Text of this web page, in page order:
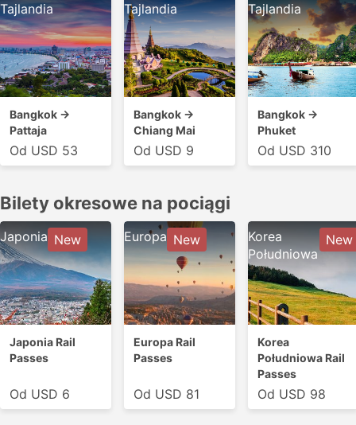
Tajlandia
Bangkok →
Pattaja
Od USD 53
Tajlandia
Bangkok →
Chiang Mai
Od USD 9
Tajlandia
Bangkok →
Phuket
Od USD 310
Bilety okresowe na pociągi
Japonia New
Japonia Rail
Passes
Od USD 6
Europa New
Europa Rail
Passes
Od USD 81
Korea
Południowa
New
Korea
Południowa Rail
Passes
Od USD 98